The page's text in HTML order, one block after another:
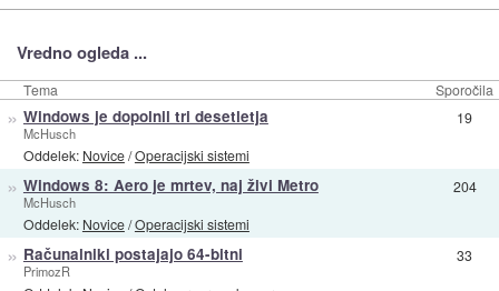
Vredno ogleda ...
Tema Sporočila
» Windows je dopolnil tri desetletja
McHusch
Oddelek: Novice/Operacijski sistemi
19
» Windows 8: Aero je mrtev, naj živi Metro
McHusch
Oddelek: Novice/Operacijski sistemi
204
» Računalniki postajajo 64-bitni
PrimozR
33